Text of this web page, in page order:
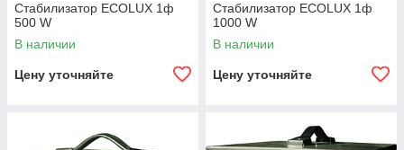
Стабилизатор ECOLUX 1ф
500 W
В наличии
Цену уточняйте
Стабилизатор ECOLUX 1ф
1000 W
В наличии
Цену уточняйте